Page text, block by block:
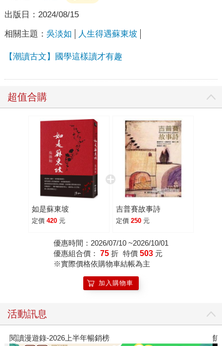
出版日： 2024/08/15
相關主題： 吳淡如 人生得遇蘇東坡
【潮讀古文】國學這樣讀才有趣
超值合購
如是蘇東坡
定價 420 元
吉普賽故事詩
定價 250 元
優惠時間：2026/07/10 ~2026/10/01
優惠組合價： 75 折 特價 503 元
※實際價格依購物車結帳為主
加入購物車
活動訊息